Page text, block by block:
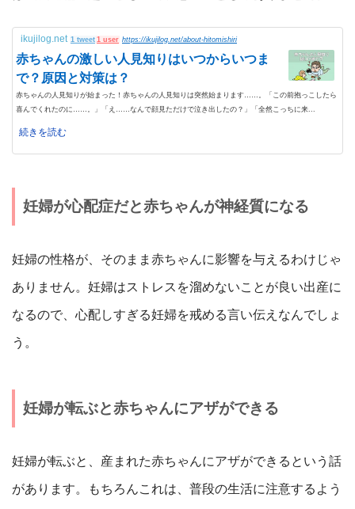
ikujilog.net 1 tweet 1 user https://ikujilog.net/about-hitomishiri
赤ちゃんの激しい人見知りはいつからいつま
で？原因と対策は？
赤ちゃんの人見知りが始まった！赤ちゃんの人見知りは突然始まります……。「この前抱っこしたら
喜んでくれたのに……。」「え……なんで顔見ただけで泣き出したの？」「全然こっちに来...
続きを読む
妊婦が心配症だと赤ちゃんが神経質になる
妊婦の性格が、そのまま赤ちゃんに影響を与えるわけじゃ
ありません。妊婦はストレスを溜めないことが良い出産に
なるので、心配しすぎる妊婦を戒める言い伝えなんでしょ
う。
妊婦が転ぶと赤ちゃんにアザができる
妊婦が転ぶと、産まれた赤ちゃんにアザができるという話
があります。もちろんこれは、普段の生活に注意するよう